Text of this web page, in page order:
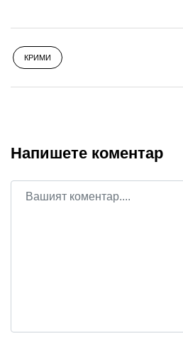
КРИМИ
Напишете коментар